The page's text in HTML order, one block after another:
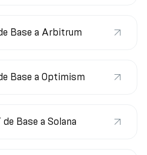
Base a Arbitrum
Base a Optimism
Base a Solana